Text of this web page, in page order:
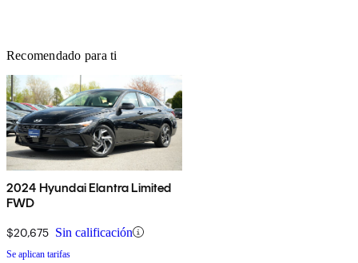
Recomendado para ti
2024 Hyundai Elantra Limited
FWD
$20,675 Sin calificación
Se aplican tarifas